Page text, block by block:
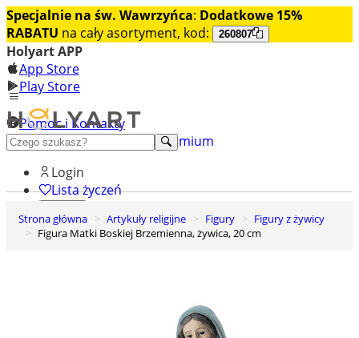
Specjalnie na św. Wawrzyńca: Dodatkowe 15%
RABATU na cały asortyment, kod: 260807
Holyart APP
App Store
Play Store
Pomoc i Kontakty
+48 222 922 860
Odkryj premium
Login
Lista życzeń
0
Koszyk
Strona główna Artykuły religijne Figury
Figury z żywicy
Figura Matki Boskiej Brzemienna, żywica, 20 cm